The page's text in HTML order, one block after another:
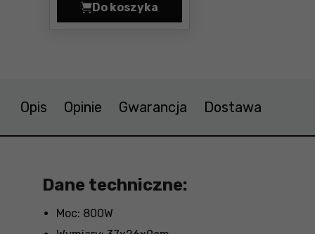
Do koszyka
Grzejnik konwektorowy 2kW
Opis Opinie Gwarancja Dostawa
Dane techniczne:
Moc: 800W